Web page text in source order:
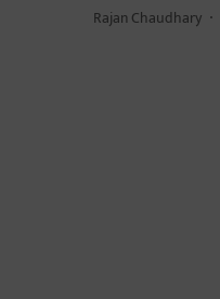
Rajan Chaudhary